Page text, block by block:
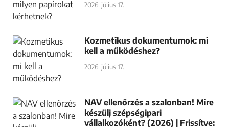
2026. július 17.
Kozmetikus dokumentumok: mi
kell a működéshez?
2026. július 17.
NAV ellenőrzés a szalonban! Mire
készülj szépségipari
vállalkozóként? (2026) | Frissítve: